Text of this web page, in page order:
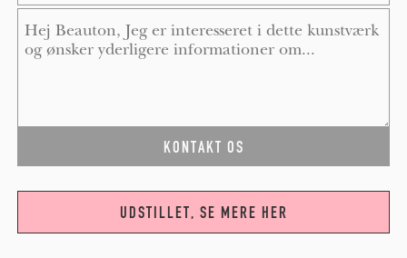
UDSTILLET, SE MERE HER